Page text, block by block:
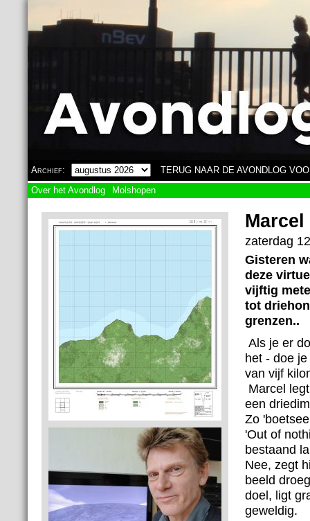
Overslaan en naar de algemene inhoud gaan
Archief:
TERUG NAAR DE AVONDLOG
Over het Avondlog
Molshopen
zaterdag
Gisteren
deze
vijftig
tot
grenzen..
Als je er
het - doe
van vijf
Marcel
een
Zo
'Out of
bestaand
Nee, zegt
beeld
doel, ligt
geweldig.